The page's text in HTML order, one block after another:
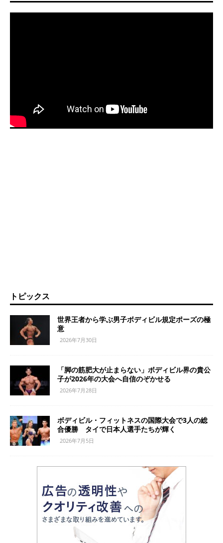
トピックス
世界王者から学ぶ男子ボディビル規定ポーズの極
意
2026年7月30日
「脚の筋肥大が止まらない」ボディビル界の貴公
子が2026年の大会へ自信のぞかせる
2026年7月28日
ボディビル・フィットネスの国際大会で3人の総
合優勝 タイで日本人選手たちが輝く
2026年7月5日